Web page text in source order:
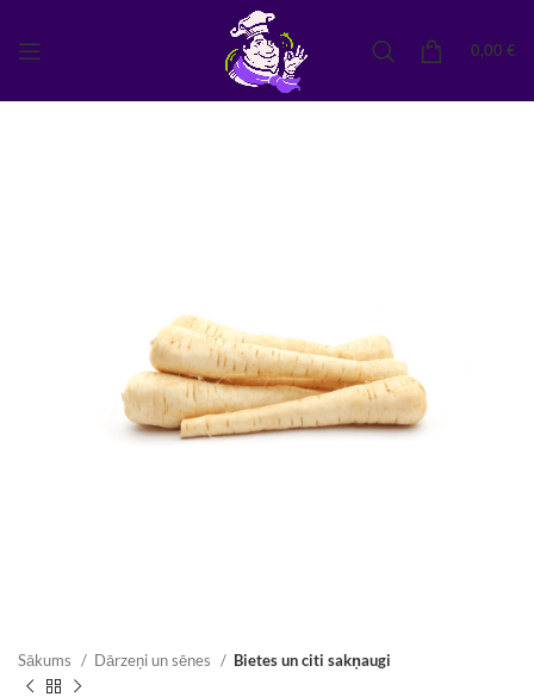
0,00 €
Sākums Dārzeņi un sēnes Bietes un citi sakņaugi